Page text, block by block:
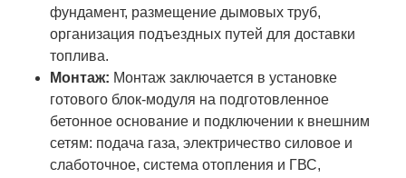
фундамент, размещение дымовых труб,
организация подъездных путей для доставки
топлива.
Монтаж: Монтаж заключается в установке
готового блок-модуля на подготовленное
бетонное основание и подключении к внешним
сетям: подача газа, электричество силовое и
слаботочное, система отопления и ГВС,